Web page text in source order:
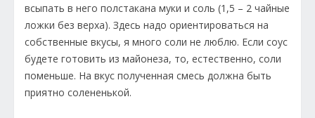
всыпать в него полстакана муки и соль (1,5 – 2 чайные
ложки без верха). Здесь надо ориентироваться на
собственные вкусы, я много соли не люблю. Если соус
будете готовить из майонеза, то, естественно, соли
поменьше. На вкус полученная смесь должна быть
приятно солененькой.